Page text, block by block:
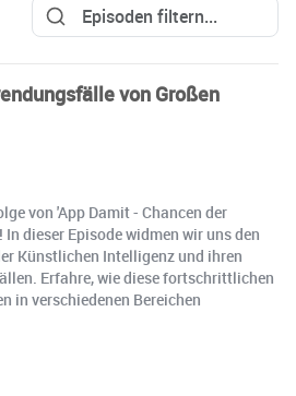
von Großen
von 'App Damit - Chancen der
dieser Episode widmen wir uns den
Künstlichen Intelligenz und ihren
Erfahre, wie diese fortschrittlichen
in verschiedenen Bereichen